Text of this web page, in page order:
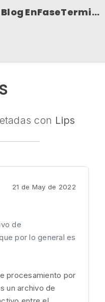
Blog EnFaseTerminal
con Lips
21 de May de 2022
de
por lo general es
procesamiento por
un archivo de